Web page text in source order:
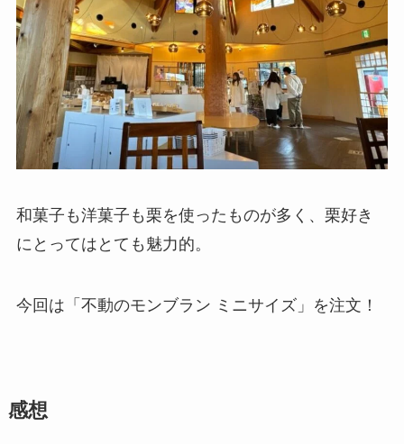
和菓子も洋菓子も栗を使ったものが多く、栗好き
にとってはとても魅力的。
今回は「不動のモンブラン ミニサイズ」を注文！
感想